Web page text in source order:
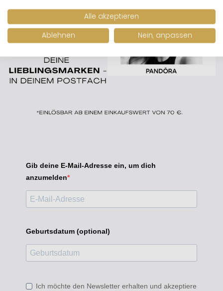
Gib deine E-Mail-Adresse ein, um dich
anzumelden
Geburtsdatum (optional)
Ich möchte den Newsletter erhalten und akzeptiere
Alle akzeptieren
Ablehnen
Nein, anpassen